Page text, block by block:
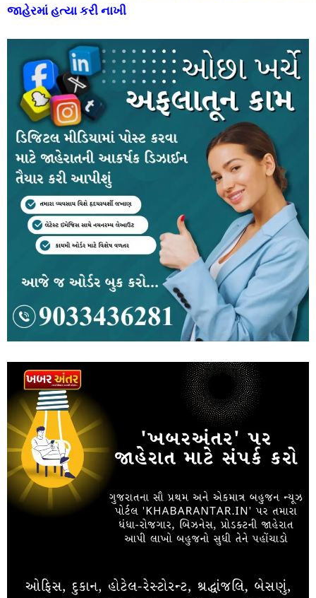
જાહેરમાં હત્યા કરી નાખી